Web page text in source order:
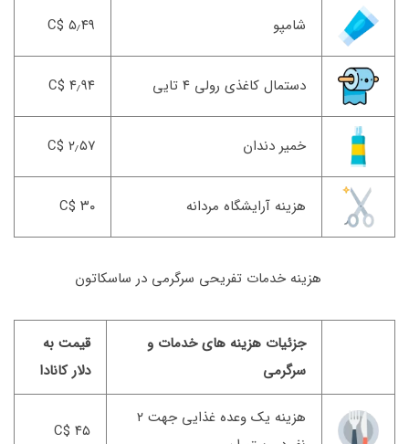
شامپو ۵٫۴۹ $C
دستمال کاغذی رولی ۴ تایی ۴٫۹۴ $C
خمیر دندان ۲٫۵۷ $C
هزینه آرایشگاه مردانه ۳۰ $C
هزینه خدمات تفریحی سرگرمی در ساسکاتون
جزئیات هزینه های خدمات و
سرگرمی
قیمت به
دلار کانادا
هزینه یک وعده غذایی جهت ۲
۴۵ $C